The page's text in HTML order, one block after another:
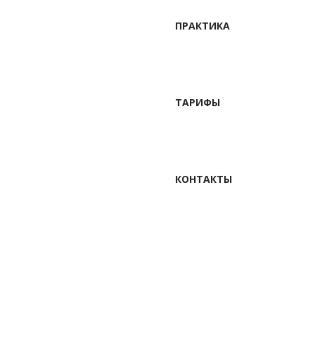
ПРАКТИКА
ТАРИФЫ
КОНТАКТЫ